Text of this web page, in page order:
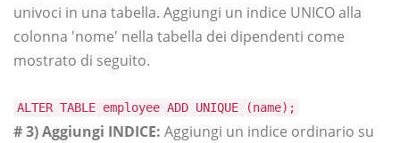
univoci in una tabella. Aggiungi un indice UNICO alla
colonna 'nome' nella tabella dei dipendenti come
mostrato di seguito.
ALTER TABLE employee ADD UNIQUE (name);
# 3) Aggiungi INDICE: Aggiungi un indice ordinario su